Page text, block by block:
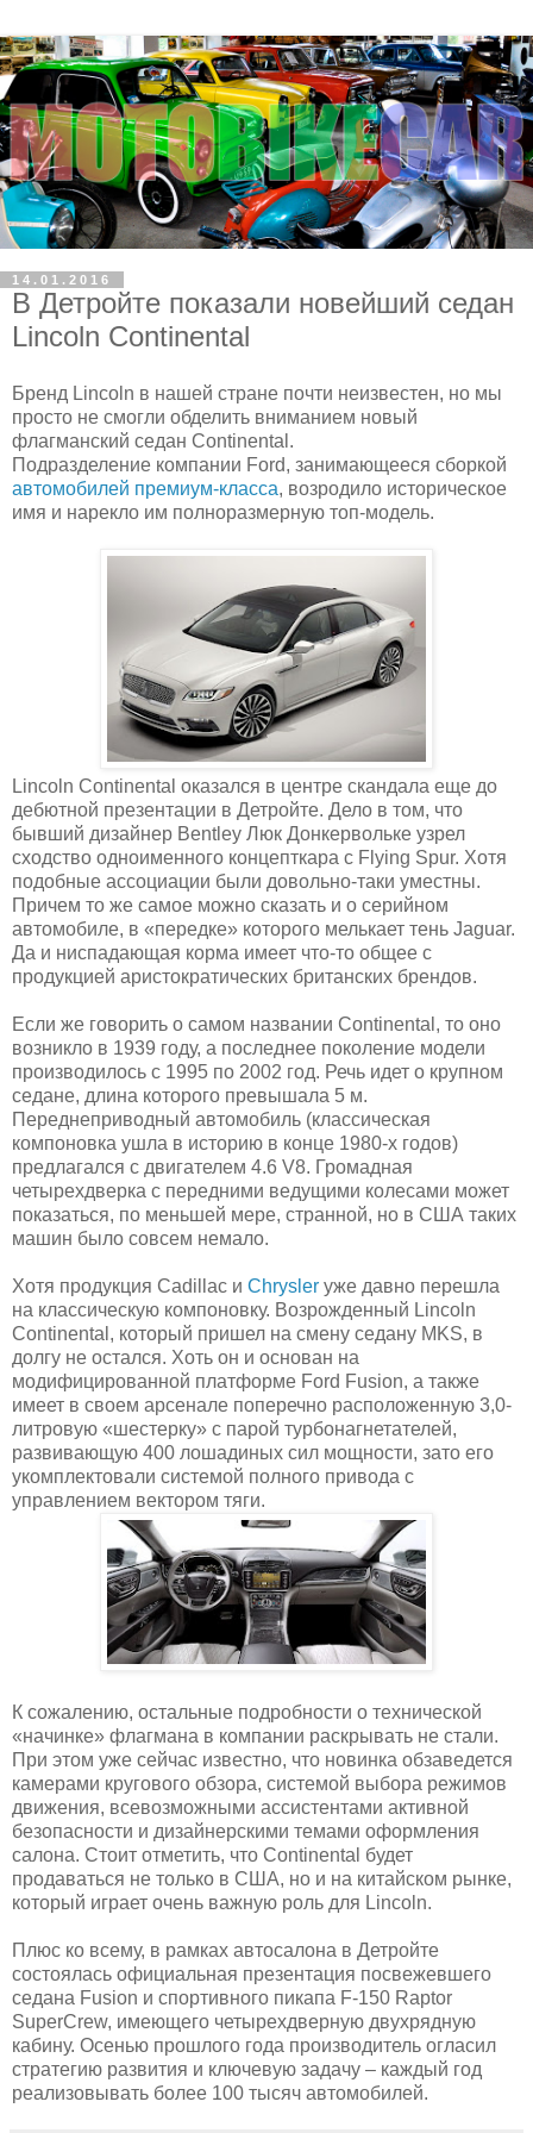
14.01.2016
В Детройте показали новейший седан
Lincoln Continental
Бренд Lincoln в нашей стране почти неизвестен, но мы
просто не смогли обделить вниманием новый
флагманский седан Continental.
Подразделение компании Ford, занимающееся сборкой
автомобилей премиум-класса, возродило историческое
имя и нарекло им полноразмерную топ-модель.
Lincoln Continental оказался в центре скандала еще до
дебютной презентации в Детройте. Дело в том, что
бывший дизайнер Bentley Люк Донкервольке узрел
сходство одноименного концепткара с Flying Spur. Хотя
подобные ассоциации были довольно-таки уместны.
Причем то же самое можно сказать и о серийном
автомобиле, в «передке» которого мелькает тень Jaguar.
Да и ниспадающая корма имеет что-то общее с
продукцией аристократических британских брендов.
Если же говорить о самом названии Continental, то оно
возникло в 1939 году, а последнее поколение модели
производилось с 1995 по 2002 год. Речь идет о крупном
седане, длина которого превышала 5 м.
Переднеприводный автомобиль (классическая
компоновка ушла в историю в конце 1980-х годов)
предлагался с двигателем 4.6 V8. Громадная
четырехдверка с передними ведущими колесами может
показаться, по меньшей мере, странной, но в США таких
машин было совсем немало.
Хотя продукция Cadillac и Chrysler уже давно перешла
на классическую компоновку. Возрожденный Lincoln
Continental, который пришел на смену седану MKS, в
долгу не остался. Хоть он и основан на
модифицированной платформе Ford Fusion, а также
имеет в своем арсенале поперечно расположенную 3,0-
литровую «шестерку» с парой турбонагнетателей,
развивающую 400 лошадиных сил мощности, зато его
укомплектовали системой полного привода с
управлением вектором тяги.
К сожалению, остальные подробности о технической
«начинке» флагмана в компании раскрывать не стали.
При этом уже сейчас известно, что новинка обзаведется
камерами кругового обзора, системой выбора режимов
движения, всевозможными ассистентами активной
безопасности и дизайнерскими темами оформления
салона. Стоит отметить, что Continental будет
продаваться не только в США, но и на китайском рынке,
который играет очень важную роль для Lincoln.
Плюс ко всему, в рамках автосалона в Детройте
состоялась официальная презентация посвежевшего
седана Fusion и спортивного пикапа F-150 Raptor
SuperCrew, имеющего четырехдверную двухрядную
кабину. Осенью прошлого года производитель огласил
стратегию развития и ключевую задачу – каждый год
реализовывать более 100 тысяч автомобилей.